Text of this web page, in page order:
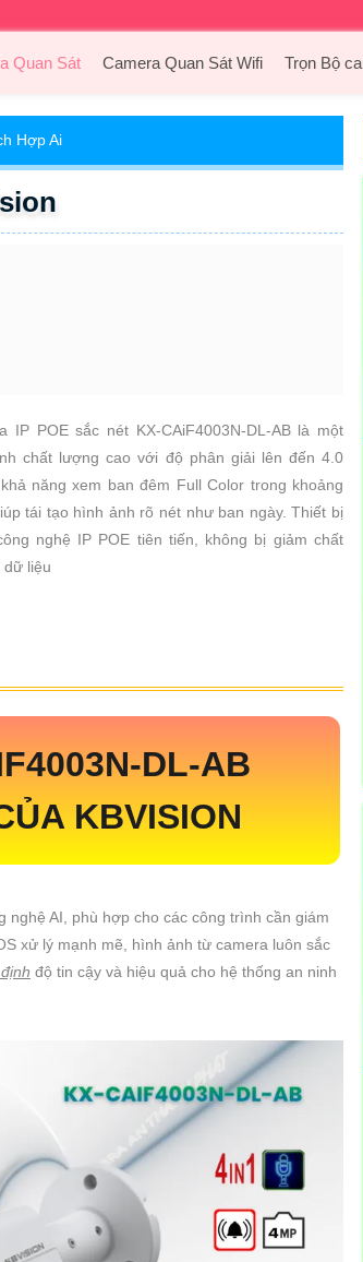
Quan Sát Camera Quan Sát Wifi Trọn Bộ
Hợp Ai
IP POE sắc nét KX-CAiF4003N-DL-AB là một
chất lượng cao với độ phân giải lên đến 4.0
năng xem ban đêm Full Color trong khoảng
tái tạo hình ảnh rõ nét như ban ngày. Thiết bị
nghệ IP POE tiên tiến, không bị giảm chất
dữ liệu
DL-AB
KBVISION
nghệ AI, phù hợp cho các công trình cần giám
xử lý mạnh mẽ, hình ảnh từ camera luôn sắc
độ tin cậy và hiệu quả cho hệ thống an ninh